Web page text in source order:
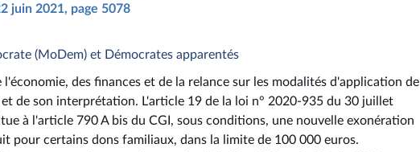
juin 2021, page 5078
(MoDem) et Démocrates apparentés
des finances et de la relance sur les modalités d'application de
de son interprétation. L'article 19 de la loi n° 2020-935 du 30 juillet
à l'article 790 A bis du CGI, sous conditions, une nouvelle exonération
pour certains dons familiaux, dans la limite de 100 000 euros.